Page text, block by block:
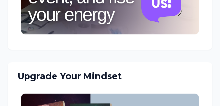
Upgrade Your Mindset